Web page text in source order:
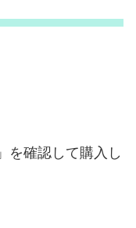
を確認して購入し